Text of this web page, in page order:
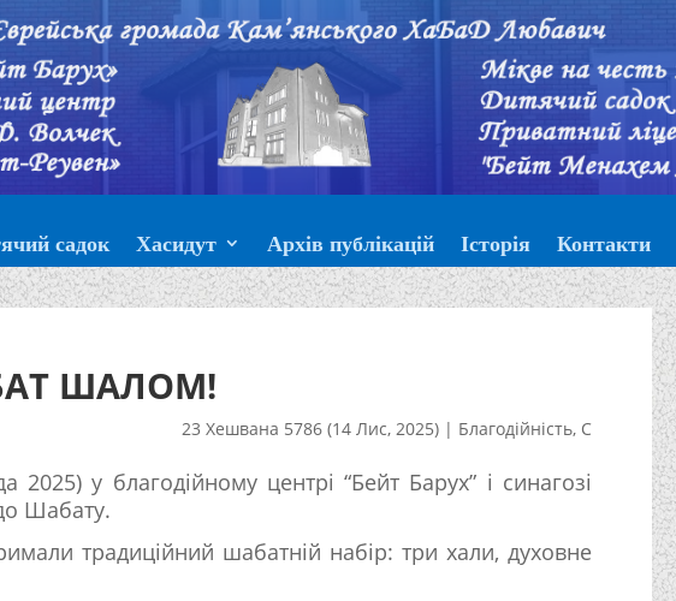
садок Хасидут Архів публікацій Історія Контакти
ШАЛОМ!
23 Хешвана 5786 (14 Лис, 2025)| Благодійність, С
у благодійному центрі “Бейт Барух” і синагозі
Шабату.
традиційний шабатній набір: три хали, духовне